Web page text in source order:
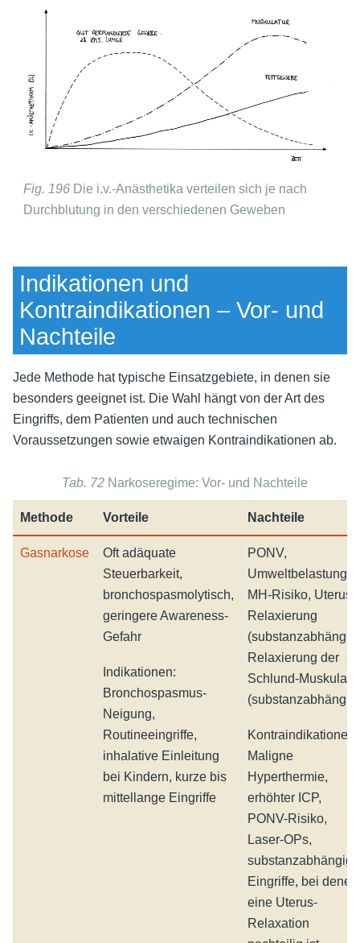
Fig. 196 Die i.v.-Anästhetika verteilen sich je nach
Durchblutung in den verschiedenen Geweben
Indikationen und
Kontraindikationen – Vor- und
Nachteile
Jede Methode hat typische Einsatzgebiete, in denen sie
besonders geeignet ist. Die Wahl hängt von der Art des
Eingriffs, dem Patienten und auch technischen
Voraussetzungen sowie etwaigen Kontraindikationen ab.
Tab. 72 Narkoseregime: Vor- und Nachteile
Methode Vorteile Nachteile
Gasnarkose
Oft adäquate
Steuerbarkeit,
bronchospasmolytisch,
geringere Awareness-
Gefahr
Indikationen:
Bronchospasmus-
Neigung,
Routineeingriffe,
inhalative Einleitung
bei Kindern, kurze bis
mittellange Eingriffe
PONV,
Umweltbelastung,
MH-Risiko, Uterus-
Relaxierung
Relaxierung der
Schlund-
(substanzabhängig)
Kontraindikationen:
Maligne
Hyperthermie,
erhöhter ICP,
PONV-Risiko,
Laser-OPs,
substanzabhängig:
Eingriffe, bei denen
eine Uterus-
Relaxation